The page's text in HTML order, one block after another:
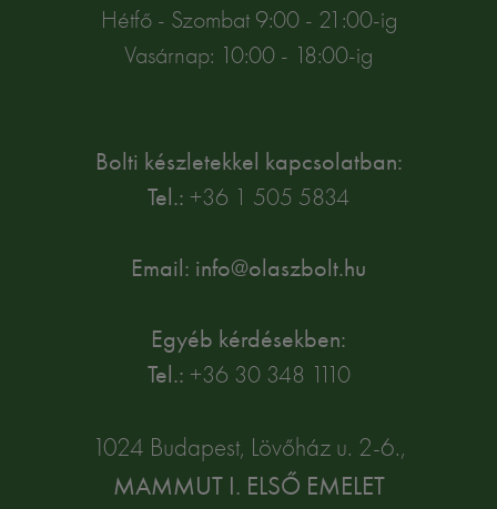
Hétfő - Szombat 9:00 - 21:00-ig
Vasárnap: 10:00 - 18:00-ig
Bolti készletekkel kapcsolatban:
Tel.: +36 1 505 5834
Email: info@olaszbolt.hu
Egyéb kérdésekben:
Tel.: +36 30 348 1110
1024 Budapest, Lövőház u. 2-6.,
MAMMUT I. ELSŐ EMELET